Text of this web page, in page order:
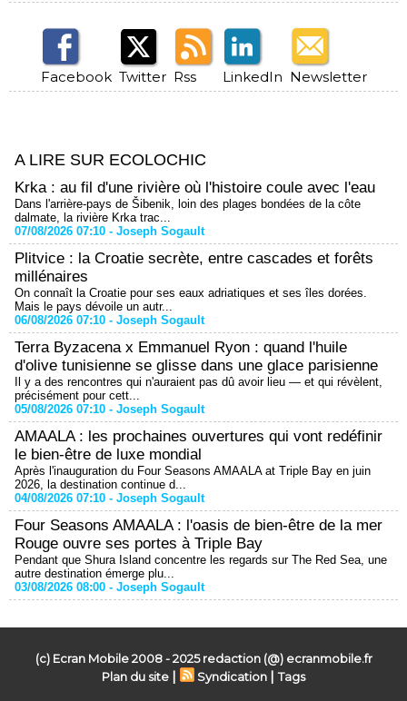
Facebook Twitter Rss LinkedIn Newsletter
A LIRE SUR ECOLOCHIC
Krka : au fil d'une rivière où l'histoire coule avec l'eau
Dans l'arrière-pays de Šibenik, loin des plages bondées de la côte
dalmate, la rivière Krka trac...
07/08/2026 07:10 - Joseph Sogault
Plitvice : la Croatie secrète, entre cascades et forêts
millénaires
On connaît la Croatie pour ses eaux adriatiques et ses îles dorées.
Mais le pays dévoile un autr...
06/08/2026 07:10 - Joseph Sogault
Terra Byzacena x Emmanuel Ryon : quand l'huile
d'olive tunisienne se glisse dans une glace parisienne
Il y a des rencontres qui n'auraient pas dû avoir lieu — et qui révèlent,
précisément pour cett...
05/08/2026 07:10 - Joseph Sogault
AMAALA : les prochaines ouvertures qui vont redéfinir
le bien-être de luxe mondial
Après l'inauguration du Four Seasons AMAALA at Triple Bay en juin
2026, la destination continue d...
04/08/2026 07:10 - Joseph Sogault
Four Seasons AMAALA : l'oasis de bien-être de la mer
Rouge ouvre ses portes à Triple Bay
Pendant que Shura Island concentre les regards sur The Red Sea, une
autre destination émerge plu...
03/08/2026 08:00 - Joseph Sogault
(c) Ecran Mobile 2008 - 2025 redaction (@) ecranmobile.fr
Plan du site | Syndication |Tags